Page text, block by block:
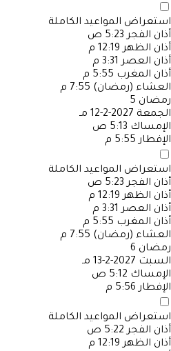
استعراض المواعيد الكاملة
أذان الفجر 5:23 ص
أذان الظهر 12:19 م
أذان العصر 3:31 م
أذان المغرب 5:55 م
العشاء (رمضان) 7:55 م
رمضان 5
الجمعة 2027-2-12 مـ
الإمساك 5:13 ص
الإفطار 5:55 م
استعراض المواعيد الكاملة
أذان الفجر 5:23 ص
أذان الظهر 12:19 م
أذان العصر 3:31 م
أذان المغرب 5:55 م
العشاء (رمضان) 7:55 م
رمضان 6
السبت 2027-2-13 مـ
الإمساك 5:12 ص
الإفطار 5:56 م
استعراض المواعيد الكاملة
أذان الفجر 5:22 ص
أذان الظهر 12:19 م